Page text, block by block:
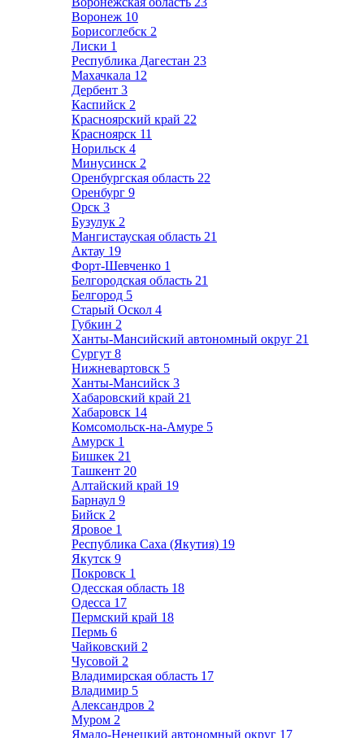
Воронеж 10
Борисоглебск 2
Лиски 1
Республика Дагестан 23
Махачкала 12
Дербент 3
Каспийск 2
Красноярский край 22
Красноярск 11
Норильск 4
Минусинск 2
Оренбургская область 22
Оренбург 9
Орск 3
Бузулук 2
Мангистауская область 21
Актау 19
Форт-Шевченко 1
Белгородская область 21
Белгород 5
Старый Оскол 4
Губкин 2
Ханты-Мансийский автономный округ 21
Сургут 8
Нижневартовск 5
Ханты-Мансийск 3
Хабаровский край 21
Хабаровск 14
Комсомольск-на-Амуре 5
Амурск 1
Бишкек 21
Ташкент 20
Алтайский край 19
Барнаул 9
Бийск 2
Яровое 1
Республика Саха (Якутия) 19
Якутск 9
Покровск 1
Одесская область 18
Одесса 17
Пермский край 18
Пермь 6
Чайковский 2
Чусовой 2
Владимирская область 17
Владимир 5
Александров 2
Муром 2
Ямало-Ненецкий автономный округ 17